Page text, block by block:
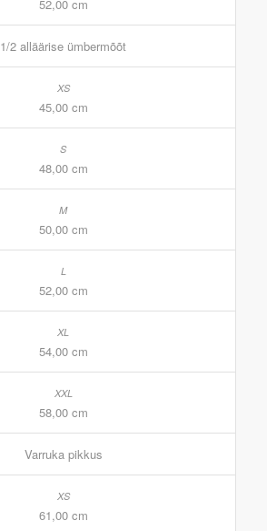
52,00 cm
1/2 alläärise ümbermõõt
45,00 cm
48,00 cm
50,00 cm
52,00 cm
54,00 cm
58,00 cm
Varruka pikkus
61,00 cm